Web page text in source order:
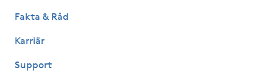
Hot Stone Massage
Fakta & Råd
Karriär
Support